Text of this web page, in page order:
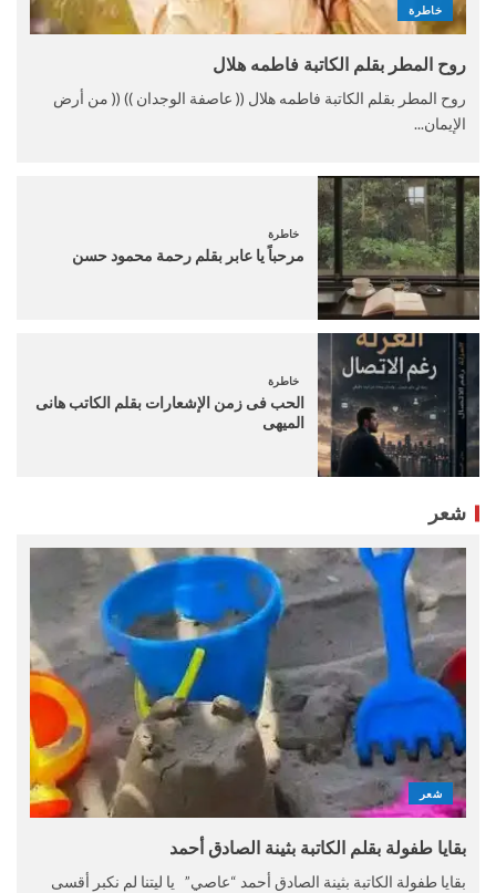
خاطرة
روح المطر بقلم الكاتبة فاطمه هلال
روح المطر بقلم الكاتبة فاطمه هلال (( عاصفة الوجدان )) (( من أرض
الإيمان...
خاطرة
مرحباً يا عابر بقلم رحمة محمود حسن
خاطرة
الحب فى زمن الإشعارات بقلم الكاتب هانى
الميهى
شعر
شعر
بقايا طفولة بقلم الكاتبة بثينة الصادق أحمد
بقايا طفولة الكاتبة بثينة الصادق أحمد “عاصي” يا ليتنا لم نكبر أقسى